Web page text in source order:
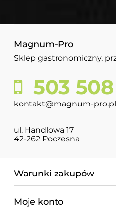
Magnum-Pro
Sklep gastronomiczny,
503
kontakt@magnum-pro.pl
ul. Handlowa 17
42-262 Poczesna
Warunki zakupów
Moje konto